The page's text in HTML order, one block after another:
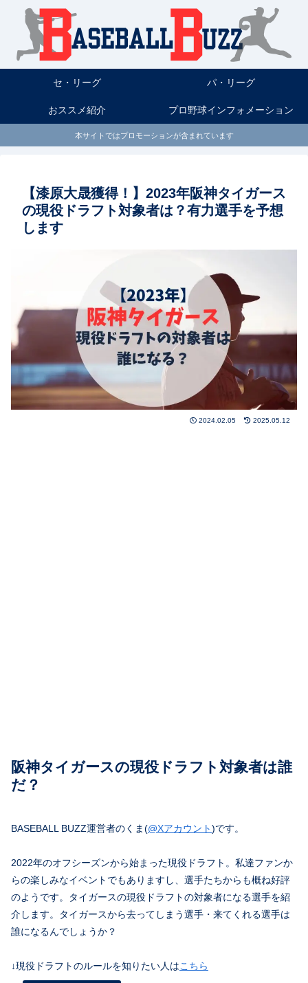
セ・リーグ パ・リーグ
おススメ紹介 プロ野球インフォメーション
本サイトではプロモーションが含まれています
【漆原大晟獲得！】2023年阪神タイガース
の現役ドラフト対象者は？有力選手を予想
します
2024.02.05 2025.05.12
阪神タイガースの現役ドラフト対象者は誰
だ？
BASEBALL BUZZ運営者のくま(@Xアカウント)です。
2022年のオフシーズンから始まった現役ドラフト。私達ファンか
らの楽しみなイベントでもありますし、選手たちからも概ね好評
のようです。タイガースの現役ドラフトの対象者になる選手を紹
介します。タイガースから去ってしまう選手・来てくれる選手は
誰になるんでしょうか？
↓現役ドラフトのルールを知りたい人はこちら